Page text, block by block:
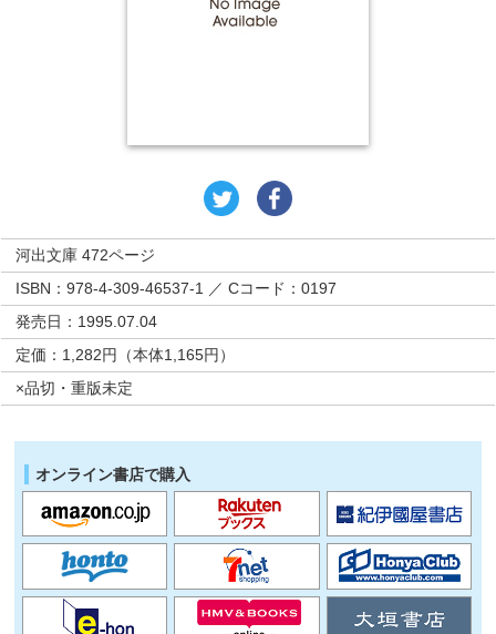
河出文庫 472ページ
ISBN：978-4-309-46537-1 ／ Cコード：0197
発売日：1995.07.04
定価：1,282円（本体1,165円）
×品切・重版未定
オンライン書店で購入